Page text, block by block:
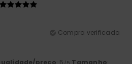
Compra verificada